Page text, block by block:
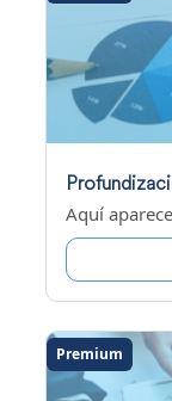
Aquí
Premium